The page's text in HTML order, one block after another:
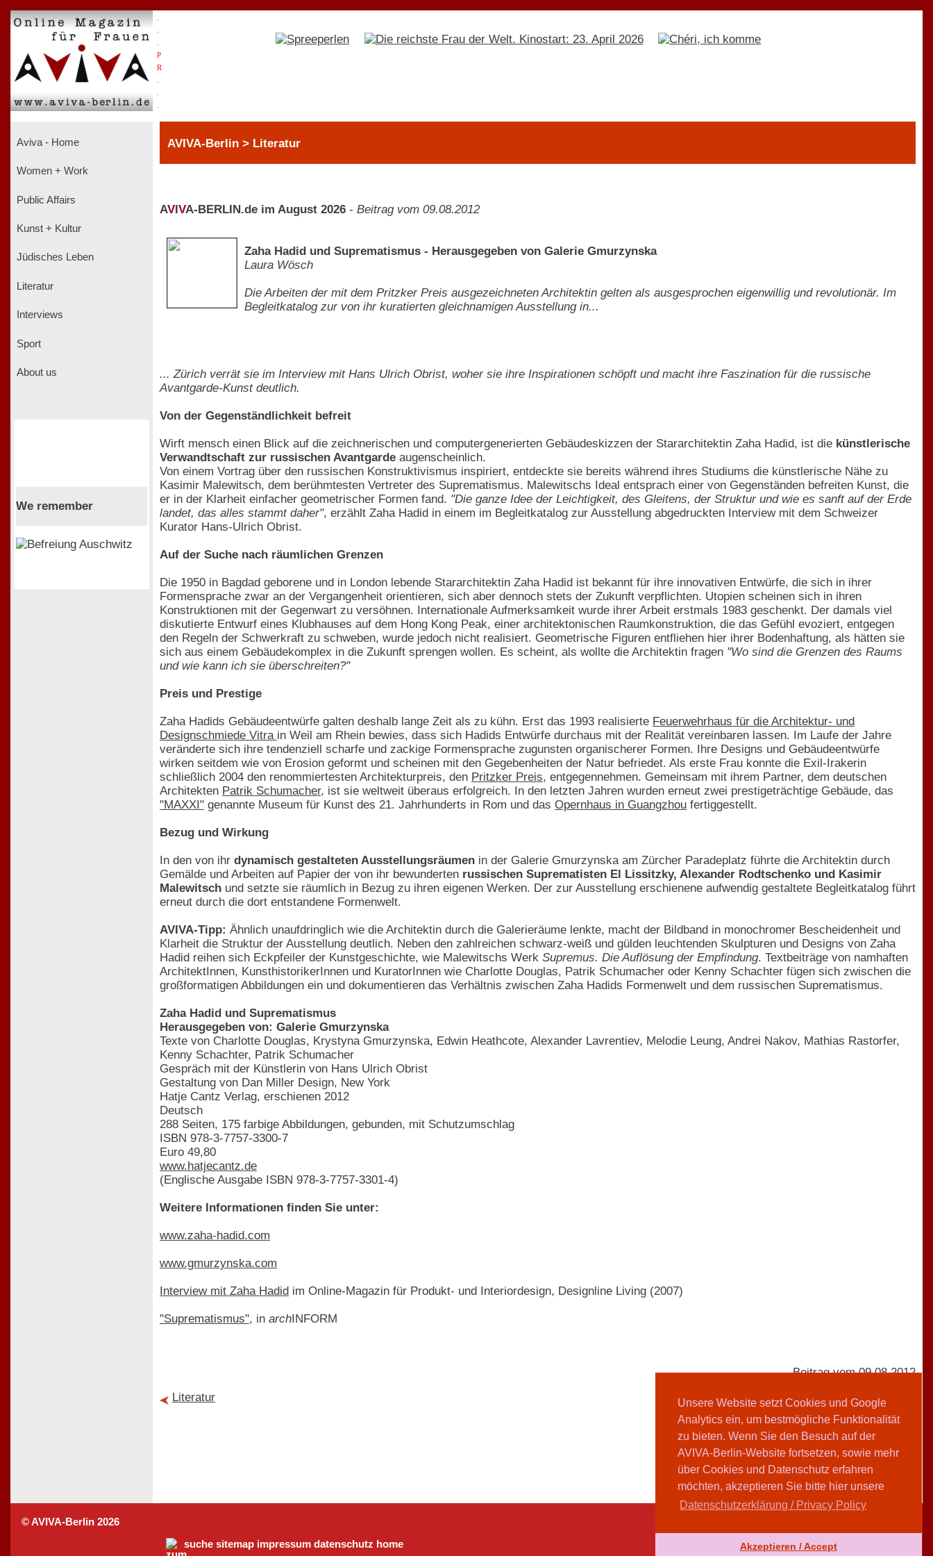
Unsere Website setzt Cookies und Google
Analytics ein, um bestmögliche Funktionalität
zu bieten. Wenn Sie den Besuch auf der
AVIVA-Berlin-Website fortsetzen, sowie mehr
über Cookies und Datenschutz erfahren
möchten, akzeptieren Sie bitte hier unsere
Datenschutzerklärung / Privacy Policy
Akzeptieren / Accept
P
R
Aviva - Home
Women + Work
Public Affairs
Kunst + Kultur
Jüdisches Leben
Literatur
Interviews
Sport
About us
We remember
AVIVA-Berlin > Literatur
AV VA-BERLIN.de im August 2026 - Beitrag vom 09.08.2012
Zaha Hadid und Suprematismus - Herausgegeben von Galerie Gmurzynska
Laura Wösch
Die Arbeiten der mit dem Pritzker Preis ausgezeichneten Architektin gelten als ausgesprochen eigenwillig und revolutionär. Im
Begleitkatalog zur von ihr kuratierten gleichnamigen Ausstellung in...
... Zürich verrät sie im Interview mit Hans Ulrich Obrist, woher sie ihre Inspirationen schöpft und macht ihre Faszination für die russische
Avantgarde-Kunst deutlich.
Von der Gegenständlichkeit befreit
Wirft mensch einen Blick auf die zeichnerischen und computergenerierten Gebäudeskizzen der Stararchitektin Zaha Hadid, ist die künstlerische
Verwandtschaft zur russischen Avantgarde augenscheinlich.
Von einem Vortrag über den russischen Konstruktivismus inspiriert, entdeckte sie bereits während ihres Studiums die künstlerische Nähe zu
Kasimir Malewitsch, dem berühmtesten Vertreter des Suprematismus. Malewitschs Ideal entsprach einer von Gegenständen befreiten Kunst, die
er in der Klarheit einfacher geometrischer Formen fand. "Die ganze Idee der Leichtigkeit, des Gleitens, der Struktur und wie es sanft auf der Erde
landet, das alles stammt daher", erzählt Zaha Hadid in einem im Begleitkatalog zur Ausstellung abgedruckten Interview mit dem Schweizer
Kurator Hans-Ulrich Obrist.
Auf der Suche nach räumlichen Grenzen
Die 1950 in Bagdad geborene und in London lebende Stararchitektin Zaha Hadid ist bekannt für ihre innovativen Entwürfe, die sich in ihrer
Formensprache zwar an der Vergangenheit orientieren, sich aber dennoch stets der Zukunft verpflichten. Utopien scheinen sich in ihren
Konstruktionen mit der Gegenwart zu versöhnen. Internationale Aufmerksamkeit wurde ihrer Arbeit erstmals 1983 geschenkt. Der damals viel
diskutierte Entwurf eines Klubhauses auf dem Hong Kong Peak, einer architektonischen Raumkonstruktion, die das Gefühl evoziert, entgegen
den Regeln der Schwerkraft zu schweben, wurde jedoch nicht realisiert. Geometrische Figuren entfliehen hier ihrer Bodenhaftung, als hätten sie
sich aus einem Gebäudekomplex in die Zukunft sprengen wollen. Es scheint, als wollte die Architektin fragen "Wo sind die Grenzen des Raums
und wie kann ich sie überschreiten?"
Preis und Prestige
Zaha Hadids Gebäudeentwürfe galten deshalb lange Zeit als zu kühn. Erst das 1993 realisierte Feuerwehrhaus für die Architektur- und
Designschmiede Vitra in Weil am Rhein bewies, dass sich Hadids Entwürfe durchaus mit der Realität vereinbaren lassen. Im Laufe der Jahre
veränderte sich ihre tendenziell scharfe und zackige Formensprache zugunsten organischerer Formen. Ihre Designs und Gebäudeentwürfe
wirken seitdem wie von Erosion geformt und scheinen mit den Gegebenheiten der Natur befriedet. Als erste Frau konnte die Exil-Irakerin
schließlich 2004 den renommiertesten Architekturpreis, den Pritzker Preis, entgegennehmen. Gemeinsam mit ihrem Partner, dem deutschen
Architekten Patrik Schumacher, ist sie weltweit überaus erfolgreich. In den letzten Jahren wurden erneut zwei prestigeträchtige Gebäude, das
"MAXXI" genannte Museum für Kunst des 21. Jahrhunderts in Rom und das Opernhaus in Guangzhou fertiggestellt.
Bezug und Wirkung
In den von ihr dynamisch gestalteten Ausstellungsräumen in der Galerie Gmurzynska am Zürcher Paradeplatz führte die Architektin durch
Gemälde und Arbeiten auf Papier der von ihr bewunderten russischen Suprematisten El Lissitzky, Alexander Rodtschenko und Kasimir
Malewitsch und setzte sie räumlich in Bezug zu ihren eigenen Werken. Der zur Ausstellung erschienene aufwendig gestaltete Begleitkatalog führt
erneut durch die dort entstandene Formenwelt.
AVIVA-Tipp: Ähnlich unaufdringlich wie die Architektin durch die Galerieräume lenkte, macht der Bildband in monochromer Bescheidenheit und
Klarheit die Struktur der Ausstellung deutlich. Neben den zahlreichen schwarz-weiß und gülden leuchtenden Skulpturen und Designs von Zaha
Hadid reihen sich Eckpfeiler der Kunstgeschichte, wie Malewitschs Werk Supremus. Die Auflösung der Empfindung. Textbeiträge von namhaften
ArchitektInnen, KunsthistorikerInnen und KuratorInnen wie Charlotte Douglas, Patrik Schumacher oder Kenny Schachter fügen sich zwischen die
großformatigen Abbildungen ein und dokumentieren das Verhältnis zwischen Zaha Hadids Formenwelt und dem russischen Suprematismus.
Zaha Hadid und Suprematismus
Herausgegeben von: Galerie Gmurzynska
Texte von Charlotte Douglas, Krystyna Gmurzynska, Edwin Heathcote, Alexander Lavrentiev, Melodie Leung, Andrei Nakov, Mathias Rastorfer,
Kenny Schachter, Patrik Schumacher
Gespräch mit der Künstlerin von Hans Ulrich Obrist
Gestaltung von Dan Miller Design, New York
Hatje Cantz Verlag, erschienen 2012
Deutsch
288 Seiten, 175 farbige Abbildungen, gebunden, mit Schutzumschlag
ISBN 978-3-7757-3300-7
Euro 49,80
www.hatjecantz.de
(Englische Ausgabe ISBN 978-3-7757-3301-4)
Weitere Informationen finden Sie unter:
www.zaha-hadid.com
www.gmurzynska.com
Interview mit Zaha Hadid im Online-Magazin für Produkt- und Interiordesign, Designline Living (2007)
"Suprematismus", in archINFORM
Literatur
Beitrag vom 09.08.2012
AVIVA-Redaktion
Teilen
© AVIVA-Berlin 2026
suche sitemap impressum datenschutz home